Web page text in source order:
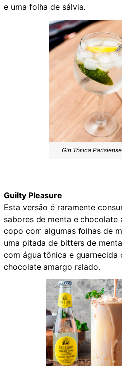
e uma folha de sálvia.
Gin Tônica
Guilty Pleasure
Esta versão é raramente
sabores de menta e chocolate
copo com algumas folhas de
uma pitada de bitters de
com água tônica e guarnecida
chocolate amargo ralado.